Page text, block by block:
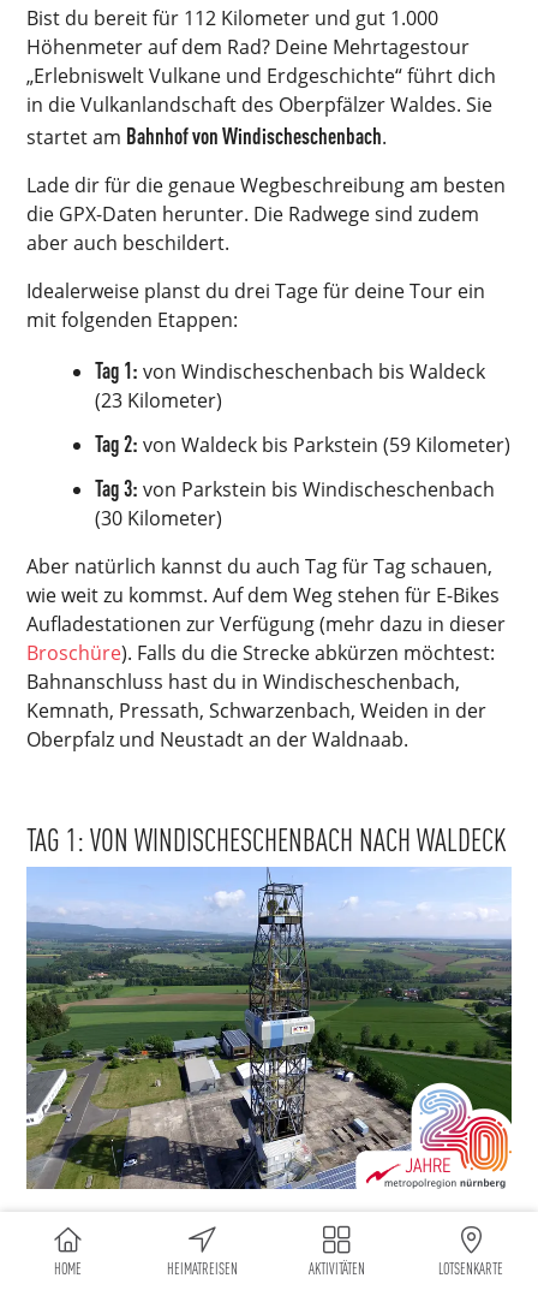
HOME HEIMATREISEN AKTIVITÄTEN LOTSENKARTE
Bist du bereit für 112 Kilometer und gut 1.000
Höhenmeter auf dem Rad? Deine Mehrtagestour
„Erlebniswelt Vulkane und Erdgeschichte“ führt dich
in die Vulkanlandschaft des Oberpfälzer Waldes. Sie
startet am Bahnhof von Windischeschenbach.
Lade dir für die genaue Wegbeschreibung am besten
die GPX-Daten herunter. Die Radwege sind zudem
aber auch beschildert.
Idealerweise planst du drei Tage für deine Tour ein
mit folgenden Etappen:
Tag 1: von Windischeschenbach bis Waldeck
(23 Kilometer)
Tag 2: von Waldeck bis Parkstein (59 Kilometer)
Tag 3: von Parkstein bis Windischeschenbach
(30 Kilometer)
Aber natürlich kannst du auch Tag für Tag schauen,
wie weit zu kommst. Auf dem Weg stehen für E-Bikes
Aufladestationen zur Verfügung (mehr dazu in dieser
Broschüre). Falls du die Strecke abkürzen möchtest:
Bahnanschluss hast du in Windischeschenbach,
Kemnath, Pressath, Schwarzenbach, Weiden in der
Oberpfalz und Neustadt an der Waldnaab.
TAG 1: VON WINDISCHESCHENBACH NACH WALDECK
REISE INS ERDINNERE
ERFAHRE MEHR ÜBER DEN BLAUEN PLANETEN!